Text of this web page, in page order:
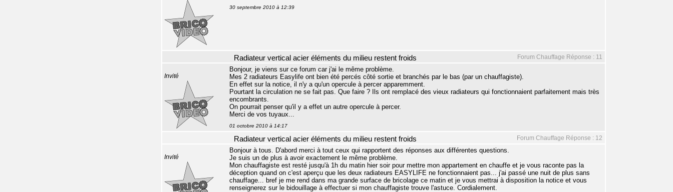
30 septembre 2010 à 12:39
Forum Chauffage Réponse : 11
Radiateur vertical acier éléments du milieu restent froids
Invité
Bonjour, je viens sur ce forum car j'ai le même problème.
Mes 2 radiateurs Easylife ont bien été percés côté sortie et branchés par le bas (par un chauffagiste).
En effet sur la notice, il n'y a qu'un opercule à percer apparemment.
Pourtant la circulation ne se fait pas. Que faire ? Ils ont remplacé des vieux radiateurs qui fonctionnaient parfaitement mais très
encombrants.
On pourrait penser qu'il y a effet un autre opercule à percer.
Merci de vos tuyaux...
01 octobre 2010 à 14:17
Forum Chauffage Réponse : 12
Radiateur vertical acier éléments du milieu restent froids
Invité
Bonjour à tous. D'abord merci à tout ceux qui rapportent des réponses aux différentes questions.
Je suis un de plus à avoir exactement le même problème.
Mon chauffagiste est resté jusqu'à 1h du matin hier soir pour mettre mon appartement en chauffe et je vous raconte pas la
déception quand on c'est aperçu que les deux radiateurs EASYLIFE ne fonctionnaient pas... j'ai passé une nuit de plus sans
chauffage... bref je me rend dans ma grande surface de bricolage ce matin et je vous mettrai à disposition la notice et vous
renseignerez sur le bidouillage à effectuer si mon chauffagiste trouve l'astuce. Cordialement.